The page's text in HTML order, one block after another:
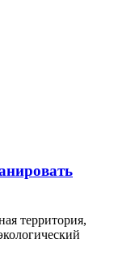
территория,